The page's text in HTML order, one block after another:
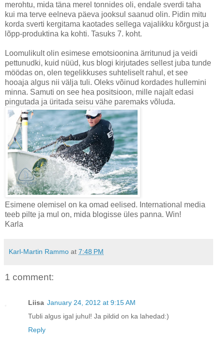
merohtu, mida täna merel tonnides oli, endale sverdi taha
kui ma terve eelneva päeva jooksul saanud olin. Pidin mitu
korda sverti kergitama kaotades sellega vajalikku kõrgust ja
lõpp-produktina ka kohti. Tasuks 7. koht.
Loomulikult olin esimese emotsioonina ärritunud ja veidi
pettunudki, kuid nüüd, kus blogi kirjutades sellest juba tunde
möödas on, olen tegelikkuses suhteliselt rahul, et see
hooaja algus nii välja tuli. Oleks võinud kordades hullemini
minna. Samuti on see hea positsioon, mille najalt edasi
pingutada ja üritada seisu vähe paremaks võluda.
Esimene olemisel on ka omad eelised. International media
teeb pilte ja mul on, mida blogisse üles panna. Win!
Karla
Karl-Martin Rammo at 7:48 PM
1 comment:
Liisa January 24, 2012 at 9:15 AM
Tubli algus igal juhul! Ja pildid on ka lahedad:)
Reply